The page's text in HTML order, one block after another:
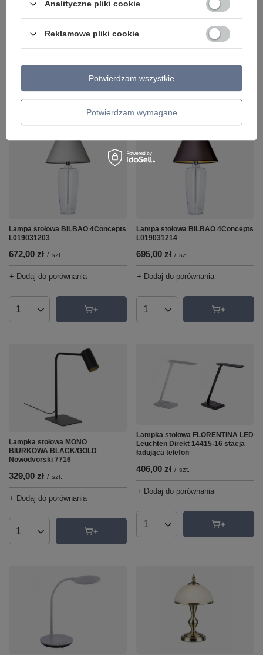
+ Dodaj do porównania
Ilość produktów
4Concepts L019711214
+ Dodaj do porównania
Ilość produktów
Lampa stołowa BILBAO 4Concepts
L019031203
672,00 zł / szt.
+ Dodaj do porównania
Ilość produktów
Lampa stołowa BILBAO 4Concepts
L019031214
695,00 zł / szt.
+ Dodaj do porównania
Ilość produktów
Lampka stołowa MONO
BIURKOWA BLACK/GOLD
Nowodvorski 7716
329,00 zł / szt.
+ Dodaj do porównania
Ilość produktów
Lampka stołowa FLORENTINA LED
Leuchten Direkt 14415-16 stacja
ładująca telefon
406,00 zł / szt.
+ Dodaj do porównania
Ilość produktów
Analityczne pliki cookie
Reklamowe pliki cookie
Potwierdzam wymagane
Potwierdzam wszystkie